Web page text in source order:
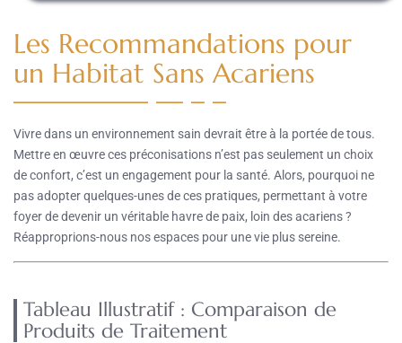
Les Recommandations pour
un Habitat Sans Acariens
Vivre dans un environnement sain devrait être à la portée de tous.
Mettre en œuvre ces préconisations n’est pas seulement un choix
de confort, c’est un engagement pour la santé. Alors, pourquoi ne
pas adopter quelques-unes de ces pratiques, permettant à votre
foyer de devenir un véritable havre de paix, loin des acariens ?
Réapproprions-nous nos espaces pour une vie plus sereine.
Tableau Illustratif : Comparaison de
Produits de Traitement